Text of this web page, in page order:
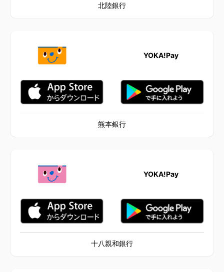
北陸銀行
YOKA!Pay
熊本銀行
YOKA!Pay
十八親和銀行